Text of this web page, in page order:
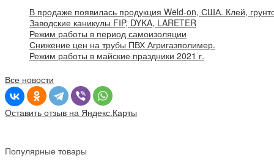
В продаже появилась продукция Weld-on, США. Клей,
Заводские каникулы FIP, DYKA, LARETER
Режим работы в период самоизоляции
Снижение цен на трубы ПВХ Агригазполимер.
Режим работы в майские праздники 2021 г.
Все новости
Оставить отзыв на Яндекс.Карты
Популярные товары